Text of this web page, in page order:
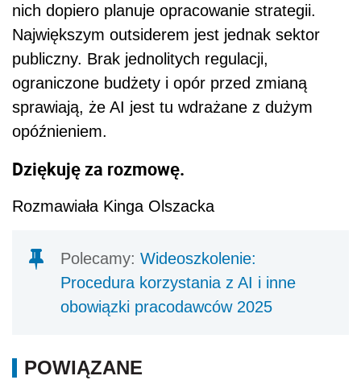
nich dopiero planuje opracowanie strategii.
Największym outsiderem jest jednak sektor
publiczny. Brak jednolitych regulacji,
ograniczone budżety i opór przed zmianą
sprawiają, że AI jest tu wdrażane z dużym
opóźnieniem.
Dziękuję za rozmowę.
Rozmawiała Kinga Olszacka
Polecamy: Wideoszkolenie:
Procedura korzystania z AI i inne
obowiązki pracodawców 2025
POWIĄZANE